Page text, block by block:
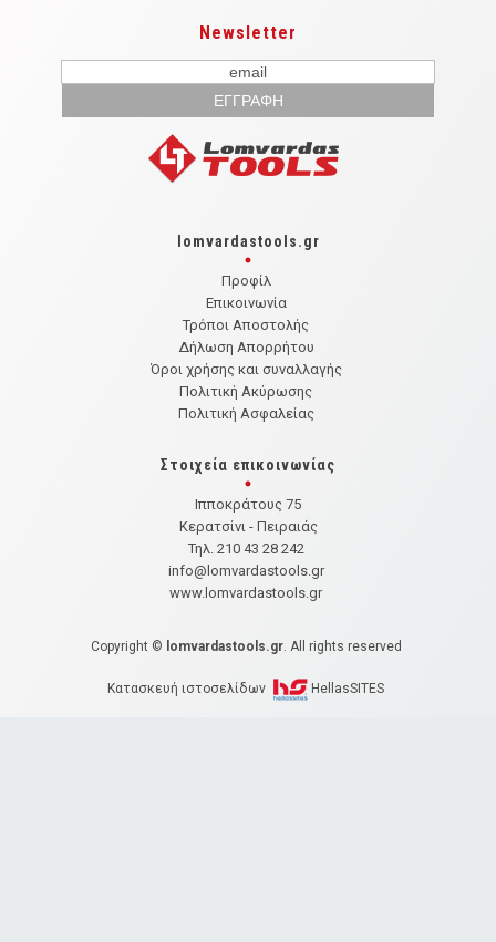
Newsletter
lomvardastools.gr
Προφίλ
Επικοινωνία
Τρόποι Αποστολής
Δήλωση Απορρήτου
Όροι χρήσης και συναλλαγής
Πολιτική Ακύρωσης
Πολιτική Ασφαλείας
Στοιχεία επικοινωνίας
Ιπποκράτους 75
Κερατσίνι - Πειραιάς
Τηλ. 210 43 28 242
info@lomvardastools.gr
www.lomvardastools.gr
Copyright © lomvardastools.gr. All rights reserved
Κατασκευή ιστοσελίδων HellasSITES